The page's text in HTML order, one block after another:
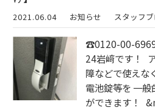
2021.06.04 お知らせ スタッフ
☎︎0120-00-6969
24岩﨑です！
障などで使えな
電池錠等を 一
ができます！